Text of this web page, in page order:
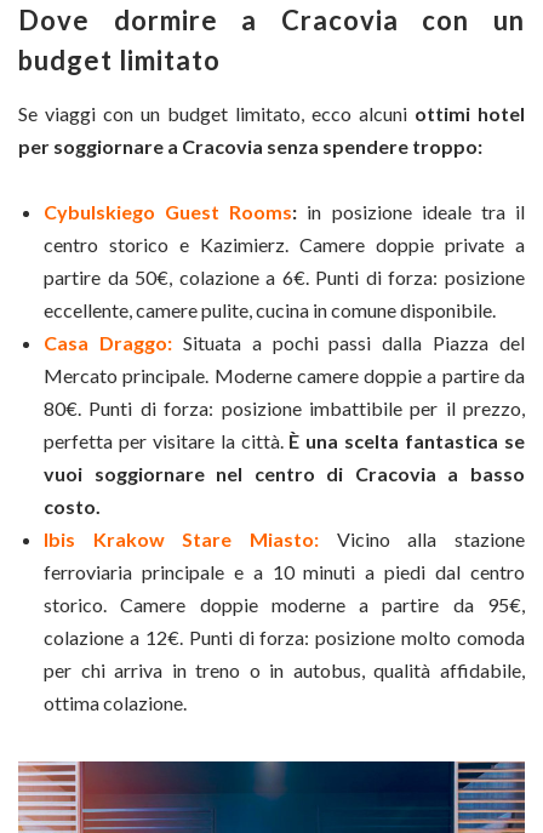
Dove dormire a Cracovia con un
budget limitato
Se viaggi con un budget limitato, ecco alcuni ottimi hotel
per soggiornare a Cracovia senza spendere troppo:
Cybulskiego Guest Rooms: in posizione ideale tra il
centro storico e Kazimierz. Camere doppie private a
partire da 50€, colazione a 6€. Punti di forza: posizione
eccellente, camere pulite, cucina in comune disponibile.
Casa Draggo:Situata a pochi passi dalla Piazza del
Mercato principale. Moderne camere doppie a partire da
80€. Punti di forza: posizione imbattibile per il prezzo,
perfetta per visitare la città. È una scelta fantastica se
vuoi soggiornare nel centro di Cracovia a basso
costo.
Ibis Krakow Stare Miasto: Vicino alla stazione
ferroviaria principale e a 10 minuti a piedi dal centro
storico. Camere doppie moderne a partire da 95€,
colazione a 12€. Punti di forza: posizione molto comoda
per chi arriva in treno o in autobus, qualità affidabile,
ottima colazione.